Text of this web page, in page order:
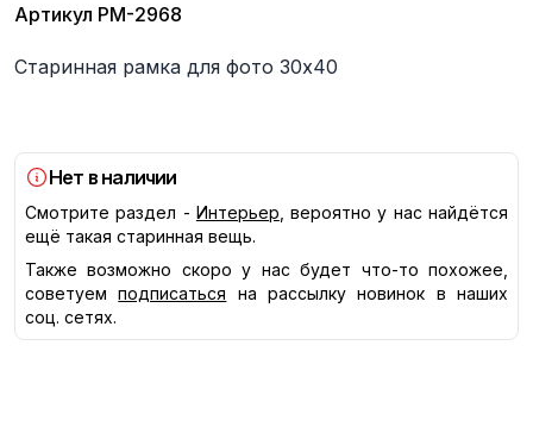
Артикул РМ-2968
Описание
Старинная рамка для фото 30x40
Нет в наличии
Смотрите раздел - Интерьер , вероятно у нас найдётся
ещё такая старинная вещь.
Также возможно скоро у нас будет что-то похожее,
советуем
подписаться
на рассылку новинок в наших
соц. сетях.